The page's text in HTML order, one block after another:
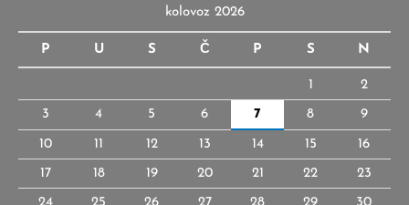
kolovoz 2026
P U S Č P S N
1 2
3 4 5 6 7 8 9
10 11 12 13 14 15 16
17 18 19 20 21 22 23